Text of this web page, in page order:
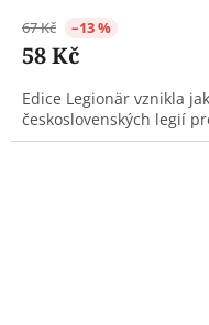
67 Kč –13 %
58 Kč
Edice Legionär vznikla
československých legií